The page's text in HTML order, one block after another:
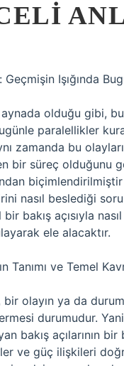
Geçmişin Işığında
olduğu gibi,
paralellikler
zamanda bu
bir süreç olduğunu
nasıl beslediği
bir bakış açısıyla
ele alacaktır.
Tanımı ve Temel
bir olayın ya da
durumudur.
bakış açılarının
ve güç ilişkileri